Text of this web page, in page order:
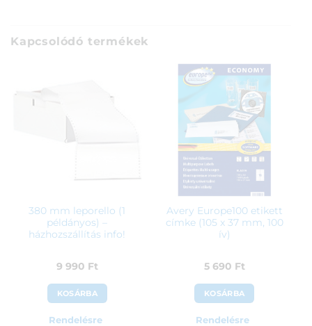
Kapcsolódó termékek
380 mm leporello (1
példányos) –
házhozszállítás info!
9 990 Ft
KOSÁRBA
Rendelésre
Avery Europe100 etikett
címke (105 x 37 mm, 100
ív)
5 690 Ft
KOSÁRBA
Rendelésre